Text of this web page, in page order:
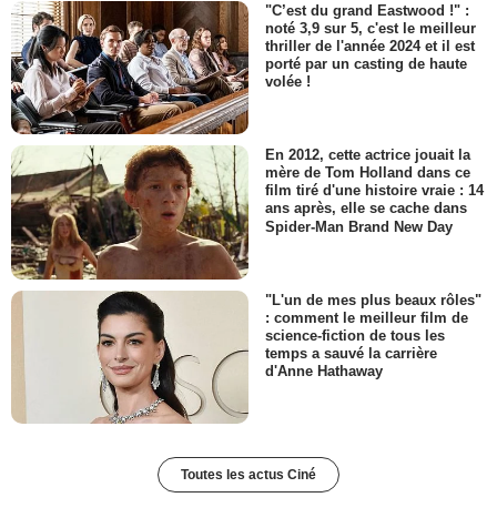
"C’est du grand Eastwood !" :
noté 3,9 sur 5, c'est le meilleur
thriller de l'année 2024 et il est
porté par un casting de haute
volée !
En 2012, cette actrice jouait la
mère de Tom Holland dans ce
film tiré d'une histoire vraie : 14
ans après, elle se cache dans
Spider-Man Brand New Day
"L'un de mes plus beaux rôles"
: comment le meilleur film de
science-fiction de tous les
temps a sauvé la carrière
d'Anne Hathaway
Toutes les actus Ciné